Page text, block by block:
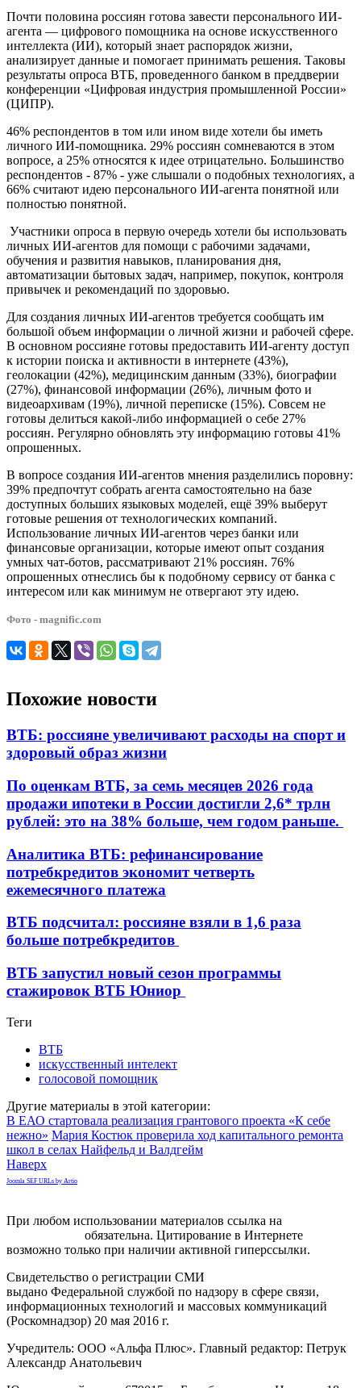
Почти половина россиян готова завести персонального ИИ-
агента — цифрового помощника на основе искусственного
интеллекта (ИИ), который знает распорядок жизни,
анализирует данные и помогает принимать решения. Таковы
результаты опроса ВТБ, проведенного банком в преддверии
конференции «Цифровая индустрия промышленной России»
(ЦИПР).
46% респондентов в том или ином виде хотели бы иметь
личного ИИ-помощника. 29% россиян сомневаются в этом
вопросе, а 25% относятся к идее отрицательно. Большинство
респондентов - 87% - уже слышали о подобных технологиях, а
66% считают идею персонального ИИ-агента понятной или
полностью понятной.
Участники опроса в первую очередь хотели бы использовать
личных ИИ-агентов для помощи с рабочими задачами,
обучения и развития навыков, планирования дня,
автоматизации бытовых задач, например, покупок, контроля
привычек и рекомендаций по здоровью.
Для создания личных ИИ-агентов требуется сообщать им
большой объем информации о личной жизни и рабочей сфере.
В основном россияне готовы предоставить ИИ-агенту доступ
к истории поиска и активности в интернете (43%),
геолокации (42%), медицинским данным (33%), биографии
(27%), финансовой информации (26%), личным фото и
видеоархивам (19%), личной переписке (15%). Совсем не
готовы делиться какой-либо информацией о себе 27%
россиян. Регулярно обновлять эту информацию готовы 41%
опрошенных.
В вопросе создания ИИ-агентов мнения разделились поровну:
39% предпочтут собрать агента самостоятельно на базе
доступных больших языковых моделей, ещё 39% выберут
готовые решения от технологических компаний.
Использование личных ИИ-агентов через банки или
финансовые организации, которые имеют опыт создания
умных чат-ботов, рассматривают 21% россиян. 76%
опрошенных отнеслись бы к подобному сервису от банка с
интересом или как минимум не отвергают эту идею.
Фото - magnific.com
Похожие новости
ВТБ: россияне увеличивают расходы на спорт и
здоровый образ жизни
По оценкам ВТБ, за семь месяцев 2026 года
продажи ипотеки в России достигли 2,6* трлн
рублей: это на 38% больше, чем годом раньше.
Аналитика ВТБ: рефинансирование
потребкредитов экономит четверть
ежемесячного платежа
ВТБ подсчитал: россияне взяли в 1,6 раза
больше потребкредитов
ВТБ запустил новый сезон программы
стажировок ВТБ Юниор
Теги
ВТБ
искусственный интелект
голосовой помощник
Другие материалы в этой категории:
В ЕАО стартовала реализация грантового проекта «К себе
нежно» Мария Костюк проверила ход капитального ремонта
школ в селах Найфельд и Валдгейм
Наверх
Joomla SEF URLs by Artio
При любом использовании материалов ссылка на
обязательна. Цитирование в Интернете
возможно только при наличии активной гиперссылки.
Свидетельство о регистрации СМИ
выдано Федеральной службой по надзору в сфере связи,
информационных технологий и массовых коммуникаций
(Роскомнадзор) 20 мая 2016 г.
Учредитель: ООО «Альфа Плюс». Главный редактор: Петрук
Александр Анатольевич